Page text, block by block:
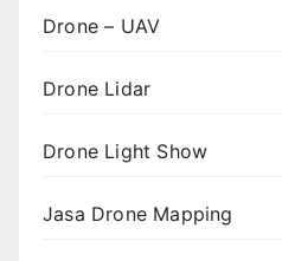
Drone – UAV
Drone Lidar
Drone Light Show
Jasa Drone Mapping